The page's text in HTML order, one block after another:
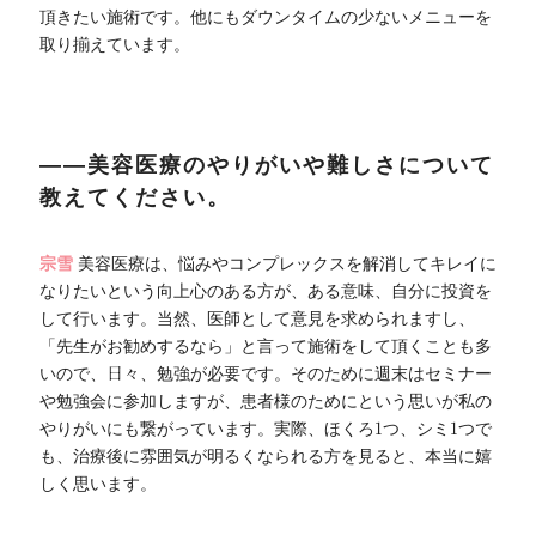
頂きたい施術です。他にもダウンタイムの少ないメニューを
取り揃えています。
――美容医療のやりがいや難しさについて
教えてください。
宗雪 美容医療は、悩みやコンプレックスを解消してキレイに
なりたいという向上心のある方が、ある意味、自分に投資を
して行います。当然、医師として意見を求められますし、
「先生がお勧めするなら」と言って施術をして頂くことも多
いので、日々、勉強が必要です。そのために週末はセミナー
や勉強会に参加しますが、患者様のためにという思いが私の
やりがいにも繋がっています。実際、ほくろ1つ、シミ1つで
も、治療後に雰囲気が明るくなられる方を見ると、本当に嬉
しく思います。